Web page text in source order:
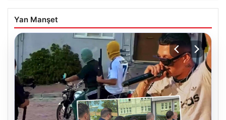
Yan Manşet